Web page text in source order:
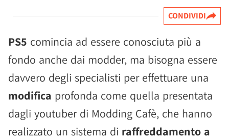
CONDIVIDI
PS5 comincia ad essere conosciuta più a
fondo anche dai modder, ma bisogna essere
davvero degli specialisti per effettuare una
modifica profonda come quella presentata
dagli youtuber di Modding Cafè, che hanno
realizzato un sistema di raffreddamento a